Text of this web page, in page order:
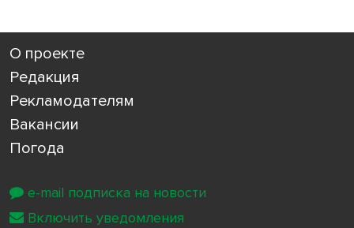
О проекте
Редакция
Рекламодателям
Вакансии
Погода
e-mail подписка на новости
Включить уведомления